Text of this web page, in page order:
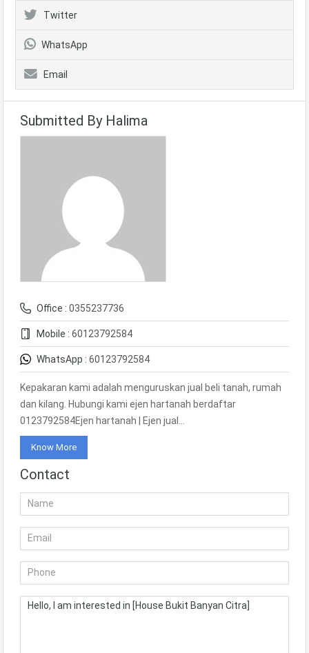
Twitter
WhatsApp
Email
Submitted By Halima
Office : 0355237736
Mobile : 60123792584
WhatsApp : 60123792584
Kepakaran kami adalah menguruskan jual beli tanah, rumah
dan kilang. Hubungi kami ejen hartanah berdaftar
0123792584Ejen hartanah | Ejen jual…
Know More
Contact